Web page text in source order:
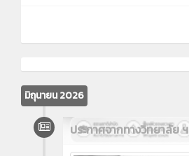
มิถุนายน 2026
ประกาศจากทางวิทยาลัย ฯ